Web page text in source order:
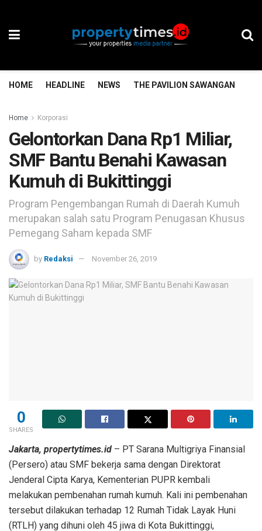
HOME HEADLINE NEWS THE PAVILION SAWANGAN
Home Korporasi
Gelontorkan Dana Rp1 Miliar,
SMF Bantu Benahi Kawasan
Kumuh di Bukittinggi
Program Pengembangan Rumah di Daerah Kumuh
merupakan salah satu Program Penugasan Khusus
Pemegang Saham kepada SMF
by Redaksi November 26, 2019
0
SHARES
Jakarta, propertytimes.id – PT Sarana Multigriya Finansial
(Persero) atau SMF bekerja sama dengan Direktorat
Jenderal Cipta Karya, Kementerian PUPR kembali
melakukan pembenahan rumah kumuh. Kali ini pembenahan
tersebut dilakukan terhadap 12 Rumah Tidak Layak Huni
(RTLH) yang dihuni oleh 45 jiwa di Kota Bukittinggi,